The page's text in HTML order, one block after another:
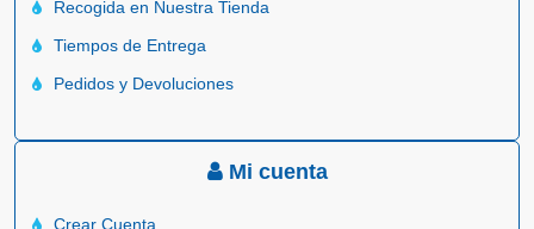
Recogida en Nuestra Tienda
Tiempos de Entrega
Pedidos y Devoluciones
Mi cuenta
Crear Cuenta